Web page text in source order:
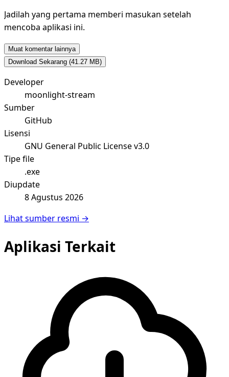
Jadilah yang pertama memberi masukan setelah
mencoba aplikasi ini.
Muat komentar lainnya
Download Sekarang (41.27 MB)
Developer
moonlight-stream
Sumber
GitHub
Lisensi
GNU General Public License v3.0
Tipe file
.exe
Diupdate
8 Agustus 2026
Lihat sumber resmi →
Aplikasi Terkait